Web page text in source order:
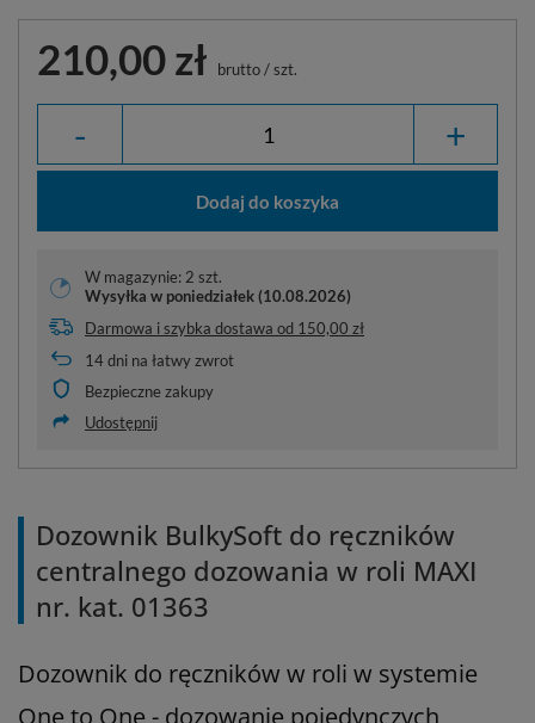
210,00 zł brutto/szt.
- +
Dodaj do koszyka
W magazynie: 2 szt.
Wysyłka w poniedziałek (10.08.2026)
Darmowa i szybka dostawa od 150,00 zł
14dni na łatwy zwrot
Bezpieczne zakupy
Udostępnij
Dozownik BulkySoft do ręczników
centralnego dozowania w roli MAXI
nr. kat. 01363
Dozownik do ręczników w roli w systemie